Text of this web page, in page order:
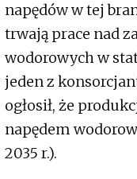
napędów w tej
trwają prace nad
wodorowych w
jeden z
ogłosił, że
napędem
2035 r.).